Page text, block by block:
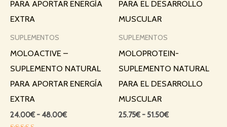
SUPLEMENTOS
MOLOACTIVE –
SUPLEMENTO NATURAL
PARA APORTAR ENERGÍA
EXTRA
24.00€ -48.00€
24.00€
SUPLEMENTOS
MOLOPROTEIN-
SUPLEMENTO NATURAL
PARA EL DESARROLLO
MUSCULAR
25.75€ -51.50€
25.75€